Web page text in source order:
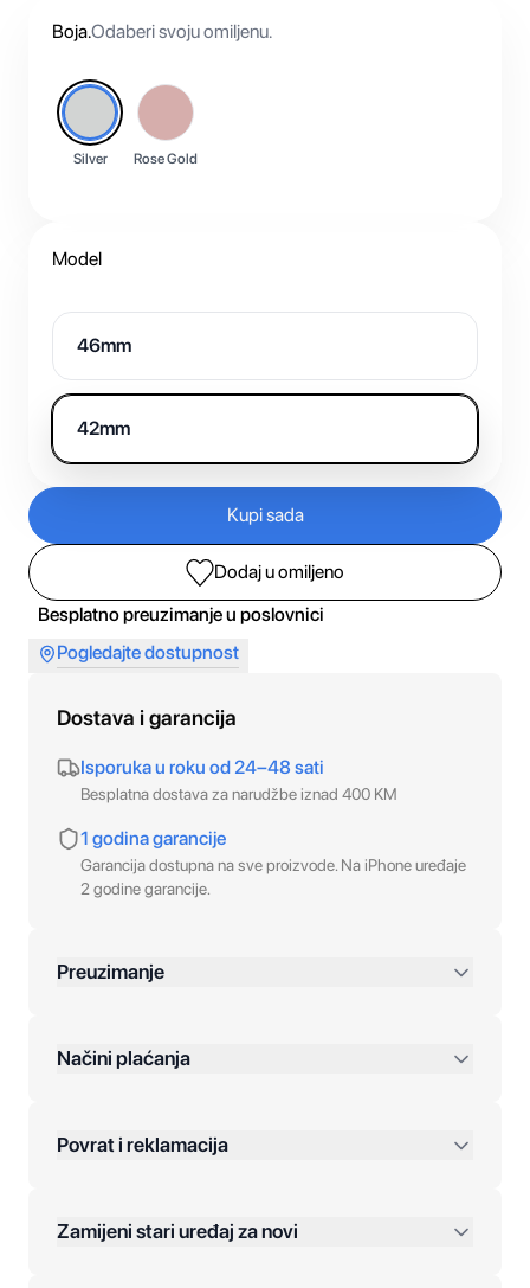
Boja.Odaberi svoju omiljenu.
Silver Rose Gold
Model
46mm
42mm
Kupi sada
Dodaj u omiljeno
Besplatno preuzimanje u poslovnici
Pogledajte dostupnost
Dostava i garancija
Isporuka u roku od 24–48 sati
Besplatna dostava za narudžbe iznad 400 KM
1 godina garancije
Garancija dostupna na sve proizvode. Na iPhone uređaje
2 godine garancije.
Preuzimanje
Načini plaćanja
Plaćanje na rate:
Povrat i reklamacija
Zamijeni stari uređaj za novi